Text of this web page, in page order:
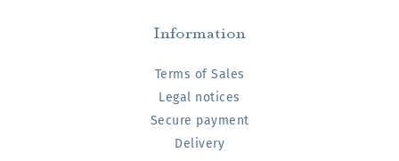
Information
Terms of Sales
Legal notices
Secure payment
Delivery